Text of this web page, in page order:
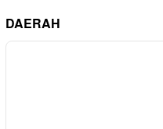
DAERAH